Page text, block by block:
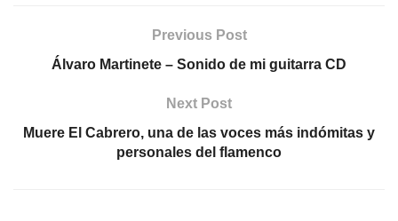
Previous Post
Álvaro Martinete – Sonido de mi guitarra CD
Next Post
Muere El Cabrero, una de las voces más indómitas y
personales del flamenco